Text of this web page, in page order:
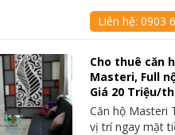
Liên hệ:0903
Cho thuê căn
Masteri, Full
Giá 20 Triệu/
Căn hộ Masteri
vị trí ngay mặt